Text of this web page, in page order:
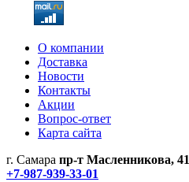
О компании
Доставка
Новости
Контакты
Акции
Вопрос-ответ
Карта сайта
г. Самара пр-т Масленникова, 41
+7-987-939-33-01